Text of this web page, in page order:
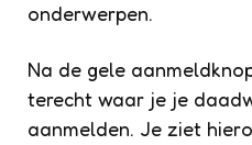
onderwerpen.
Na de gele
terecht waar je je
aanmelden. Je ziet